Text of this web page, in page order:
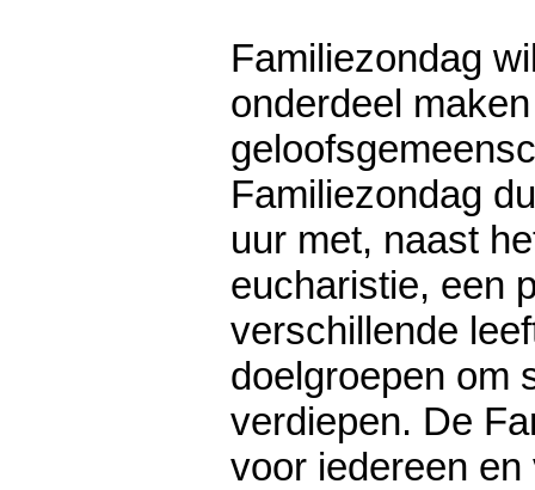
Familiezondag
onderdeel
Familiezondag
uur met, naast
eucharistie, een
verschillende
doelgroepen om
verdiepen. De
voor iedereen